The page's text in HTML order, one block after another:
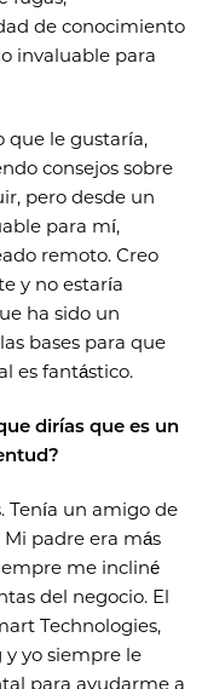
de conocimiento
invaluable para
que le gustaría,
consejos sobre
pero desde un
para mí,
remoto. Creo
y no estaría
ha sido un
bases para que
es fantástico.
dirías que es un
Tenía un amigo de
padre era más
me incliné
del negocio. El
Technologies,
yo siempre le
para ayudarme a